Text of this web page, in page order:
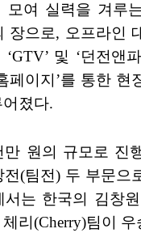
모여 실력을 겨루
장으로, 오프라인
및 ‘던전앤
페이지’를 통한 현
졌다.
원의 규모로 진
(팀전) 두 부문으
서는 한국의 김창
리(Cherry)팀이